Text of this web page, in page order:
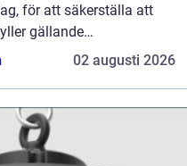
för att säkerställa att
gällande
Detta dokument, vars
02 augusti 2026